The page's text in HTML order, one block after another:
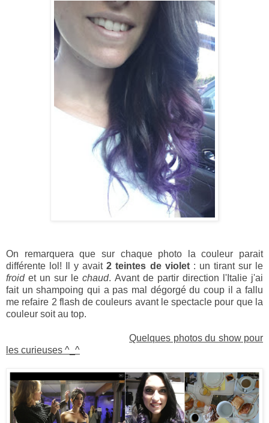
On remarquera que sur chaque photo la couleur parait
différente lol! Il y avait2 teintes de violet: un tirant sur le
froidet un sur lechaud. Avant de partir direction l'Italie j'ai
fait un shampoing qui a pas mal dégorgé du coup il a fallu
me refaire 2 flash de couleurs avant le spectacle pour que la
couleur soit au top.
Quelques photos du show pour
les curieuses ^_^